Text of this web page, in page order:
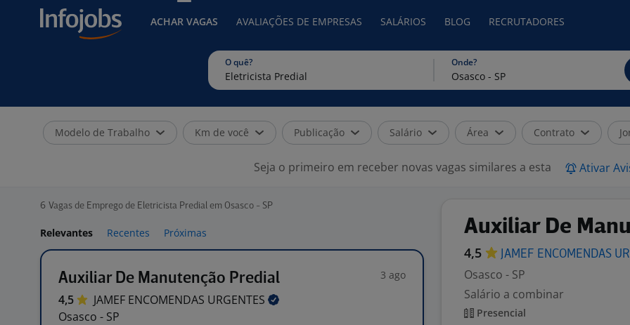
ACHAR VAGAS AVALIAÇÕES DE EMPRESAS SALÁRIOS BLOG RECRUTADORES
O quê? Onde?
Modelo de Trabalho Km de você Publicação Salário Área Contrato
Seja o primeiro em receber novas vagas similares a esta Ativar
6 Vagas de Emprego de Eletricista Predial em Osasco - SP
Relevantes Recentes Próximas
Auxiliar De Manutenção Predial 3 ago
4,5 JAMEF ENCOMENDAS URGENTES
Osasco - SP
Auxiliar De
4,5 JAMEF ENCOMENDAS
Osasco - SP
Salário a combinar
Presencial